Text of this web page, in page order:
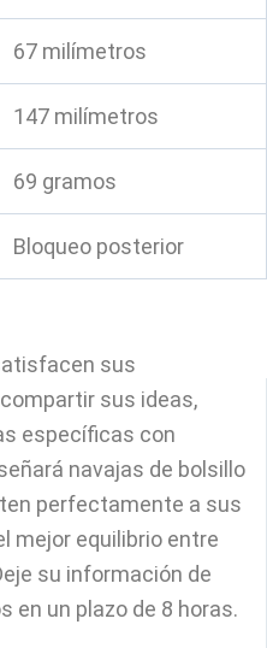
67 milímetros
147 milímetros
69 gramos
Bloqueo posterior
sus
sus ideas,
específicas con
navajas de bolsillo
perfectamente a sus
mejor equilibrio entre
su información de
en un plazo de 8 horas.